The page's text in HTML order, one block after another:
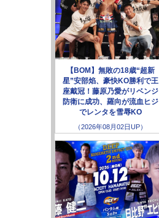
【BOM】無敗の18歳“超新
星”安部焰、豪快KO勝利で王
座戴冠！藤原乃愛がリベンジ
防衛に成功、羅向が流血ヒジ
でレンタを雪辱KO
（2026年08月02日UP）